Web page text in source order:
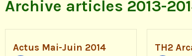
Archive articles 2013-
Actus Mai-Juin 2014 TH2